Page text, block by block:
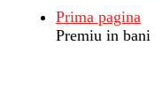
Prima pagina
Premiu in bani